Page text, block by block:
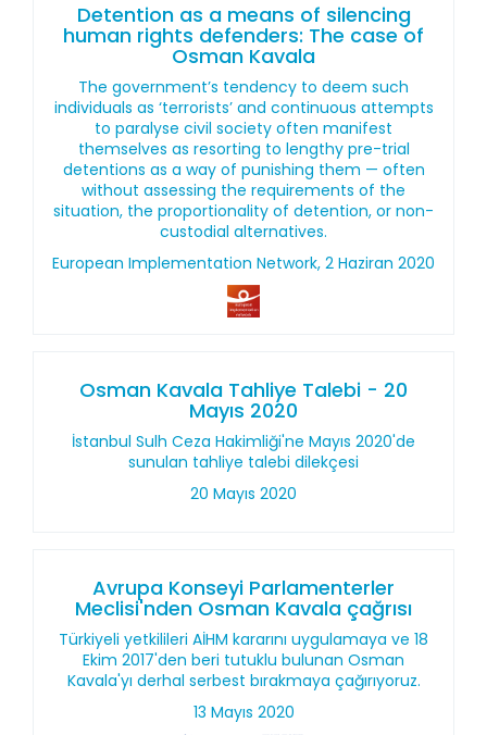
Detention as a means of silencing
human rights defenders: The case of
Osman Kavala
The government’s tendency to deem such
individuals as ‘terrorists’ and continuous attempts
to paralyse civil society often manifest
themselves as resorting to lengthy pre-trial
detentions as a way of punishing them — often
without assessing the requirements of the
situation, the proportionality of detention, or non-
custodial alternatives.
European Implementation Network, 2 Haziran 2020
Osman Kavala Tahliye Talebi - 20
Mayıs 2020
İstanbul Sulh Ceza Hakimliği'ne Mayıs 2020'de
sunulan tahliye talebi dilekçesi
20 Mayıs 2020
Avrupa Konseyi Parlamenterler
Meclisi'nden Osman Kavala çağrısı
Türkiyeli yetkilileri AİHM kararını uygulamaya ve 18
Ekim 2017'den beri tutuklu bulunan Osman
Kavala'yı derhal serbest bırakmaya çağırıyoruz.
13 Mayıs 2020